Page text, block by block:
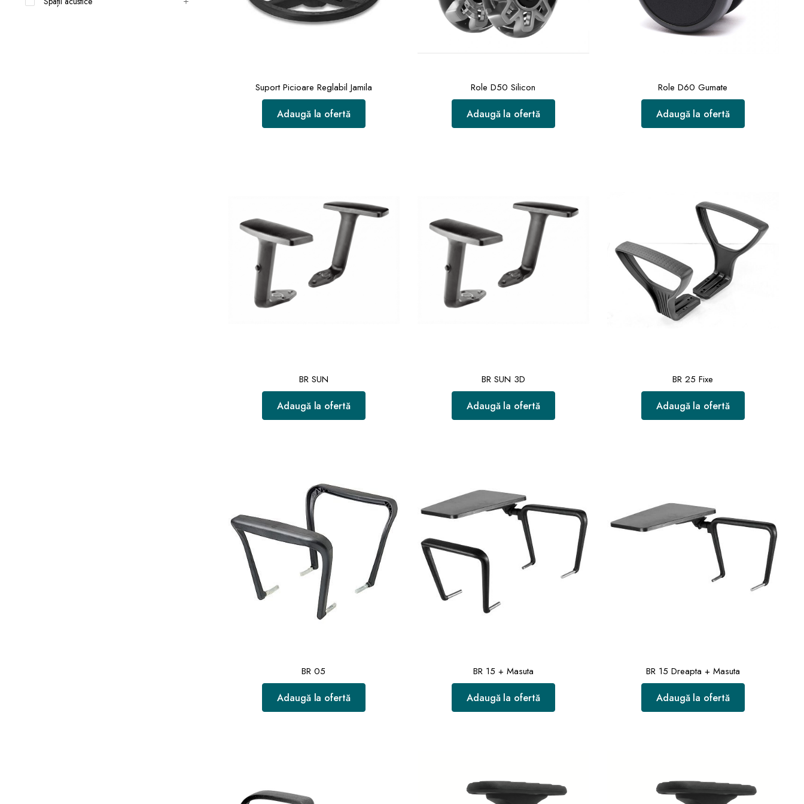
Suport Picioare Reglabil Jamila
Adaugă la ofertă
Role D50 Silicon
Adaugă la ofertă
Role D60 Gumate
Adaugă la ofertă
BR SUN
Adaugă la ofertă
BR SUN 3D
Adaugă la ofertă
BR 25 Fixe
Adaugă la ofertă
BR 05
Adaugă la ofertă
BR 15 + Masuta
Adaugă la ofertă
BR 15 Dreapta + Masuta
Adaugă la ofertă